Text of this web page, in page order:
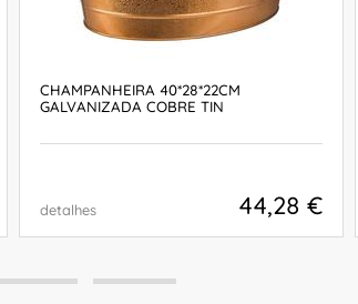
CHAMPANHEIRA 40*28*22CM
GALVANIZADA COBRE TIN
detalhes 44,28 €